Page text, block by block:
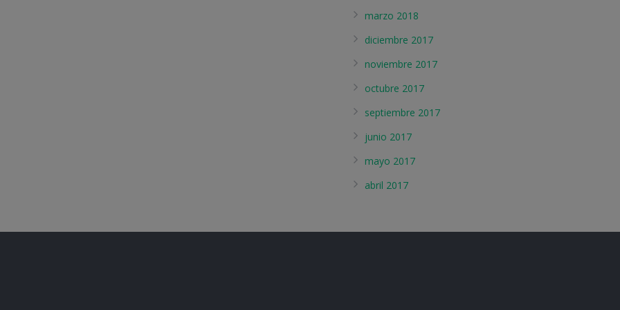
marzo 2018
diciembre 2017
noviembre 2017
octubre 2017
septiembre 2017
junio 2017
mayo 2017
abril 2017